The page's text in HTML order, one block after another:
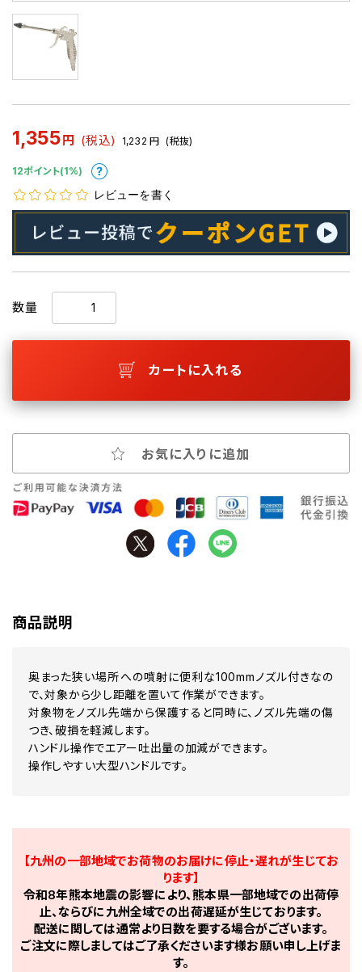
1,355 円 (税込) 1,232 円 (税抜)
12ポイント(1%)
レビューを書く
数量
カートに入れる
お気に入りに追加
商品説明
奥まった狭い場所への噴射に便利な100mmノズル付きなの
で、対象から少し距離を置いて作業ができます。
対象物をノズル先端から保護すると同時に、ノズル先端の傷
つき、破損を軽減します。
ハンドル操作でエアー吐出量の加減ができます。
操作しやすい大型ハンドルです。
【九州の一部地域でお荷物のお届けに停止・遅れが生じてお
ります】
令和8年熊本地震の影響により、熊本県一部地域での出荷停
止、ならびに九州全域での出荷遅延が生じております。
配送に関しては通常より日数を要する場合がございます。
ご注文に際しましてはご了承くださいます様お願い申し上げま
す。